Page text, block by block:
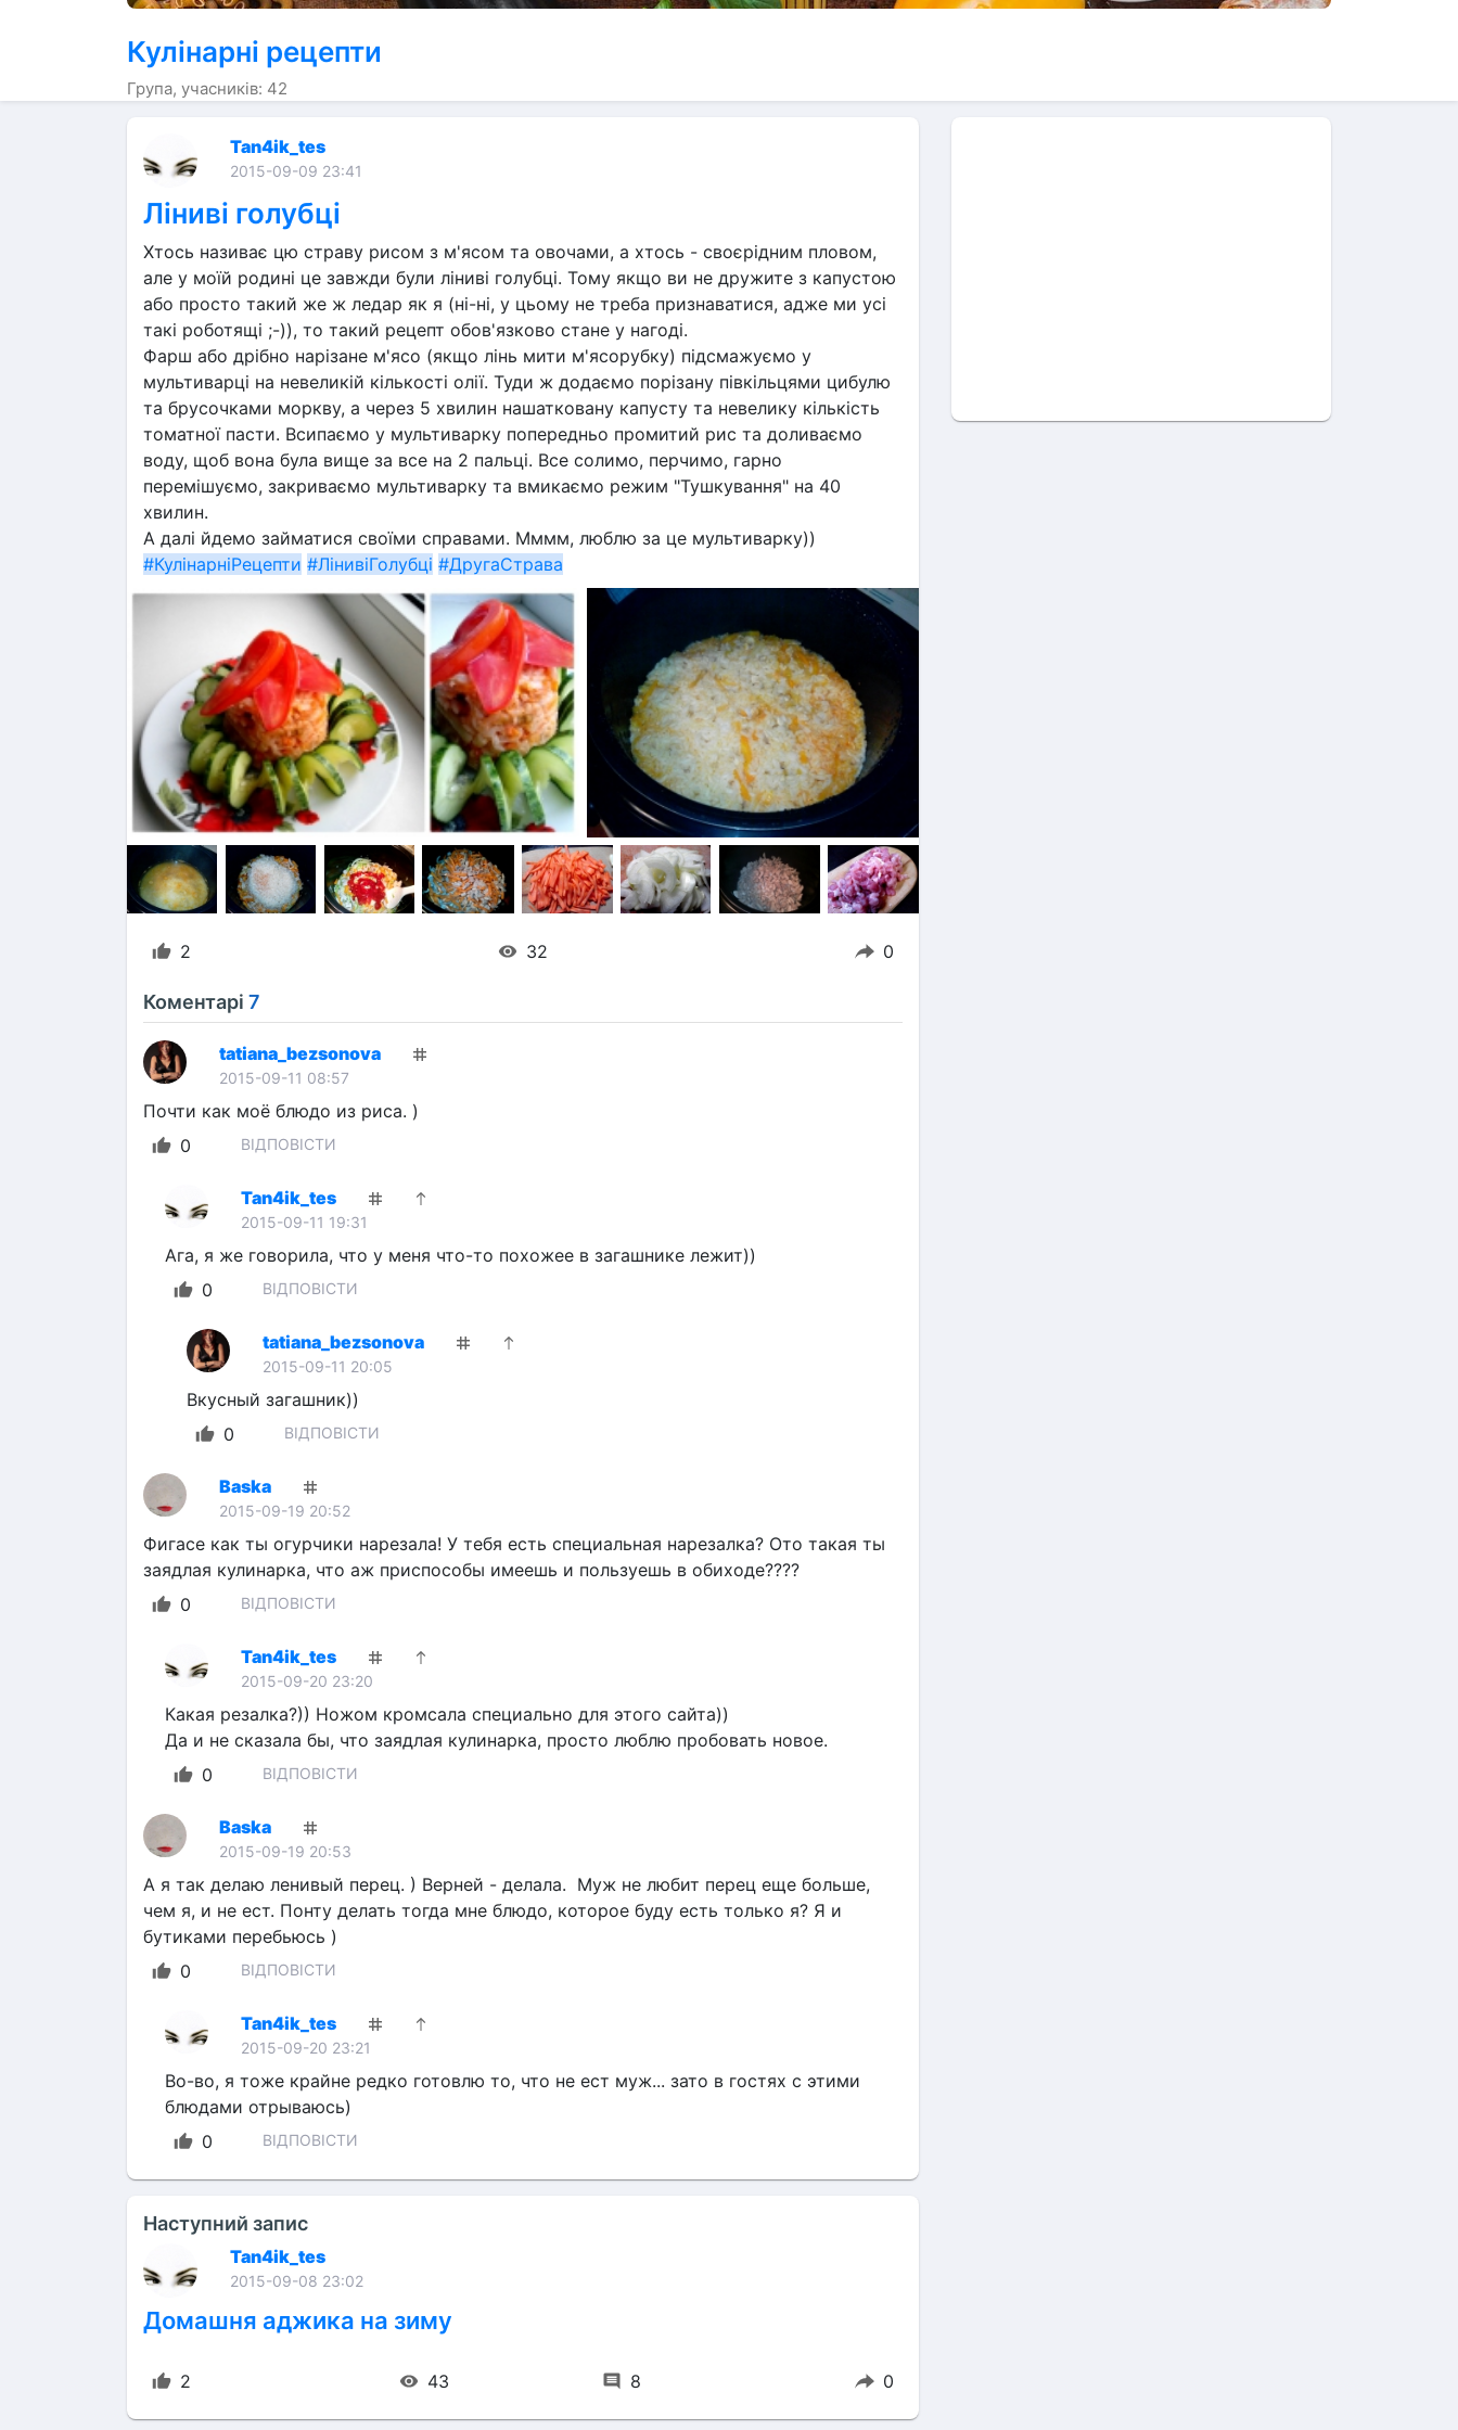
Кулінарні рецепти
Група, учасників: 42
Tan4ik_tes
2015-09-09 23:41
Ліниві голубці
Хтось називає цю страву рисом з м'ясом та овочами, а хтось - своєрідним пловом,
але у моїй родині це завжди були ліниві голубці. Тому якщо ви не дружите з капустою
або просто такий же ж ледар як я (ні-ні, у цьому не треба признаватися, адже ми усі
такі роботящі ;-)), то такий рецепт обов'язково стане у нагоді.
Фарш або дрібно нарізане м'ясо (якщо лінь мити м'ясорубку) підсмажуємо у
мультиварці на невеликій кількості олії. Туди ж додаємо порізану півкільцями цибулю
та брусочками моркву, а через 5 хвилин нашатковану капусту та невелику кількість
томатної пасти. Всипаємо у мультиварку попередньо промитий рис та доливаємо
воду, щоб вона була вище за все на 2 пальці. Все солимо, перчимо, гарно
перемішуємо, закриваємо мультиварку та вмикаємо режим "Тушкування" на 40
хвилин.
А далі йдемо займатися своїми справами. Мммм, люблю за це мультиварку))
#КулінарніРецепти #ЛінивіГолубці #ДругаСтрава
2 32 0
Коментарі 7
tatiana_bezsonova
2015-09-11 08:57
Почти как моё блюдо из риса. )
0
ВІДПОВІСТИ
Tan4ik_tes
2015-09-11 19:31
Ага, я же говорила, что у меня что-то похожее в загашнике лежит))
0
ВІДПОВІСТИ
tatiana_bezsonova
2015-09-11 20:05
Вкусный загашник))
0
ВІДПОВІСТИ
Baska
2015-09-19 20:52
Фигасе как ты огурчики нарезала! У тебя есть специальная нарезалка? Ото такая ты
заядлая кулинарка, что аж приспособы имеешь и пользуешь в обиходе????
0
ВІДПОВІСТИ
Tan4ik_tes
2015-09-20 23:20
Какая резалка?)) Ножом кромсала специально для этого сайта))
Да и не сказала бы, что заядлая кулинарка, просто люблю пробовать новое.
0
ВІДПОВІСТИ
Baska
2015-09-19 20:53
А я так делаю ленивый перец. ) Верней - делала.  Муж не любит перец еще больше,
чем я, и не ест. Понту делать тогда мне блюдо, которое буду есть только я? Я и
бутиками перебьюсь )
0
ВІДПОВІСТИ
Tan4ik_tes
2015-09-20 23:21
Во-во, я тоже крайне редко готовлю то, что не ест муж... зато в гостях с этими
блюдами отрываюсь)
0
ВІДПОВІСТИ
Наступний запис
Tan4ik_tes
2015-09-08 23:02
Домашня аджика на зиму
2 43 8 0